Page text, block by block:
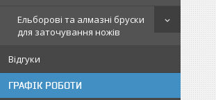
Ельборові та алмазні бруски
для заточування ножів
Відгуки
ГРАФІК РОБОТИ